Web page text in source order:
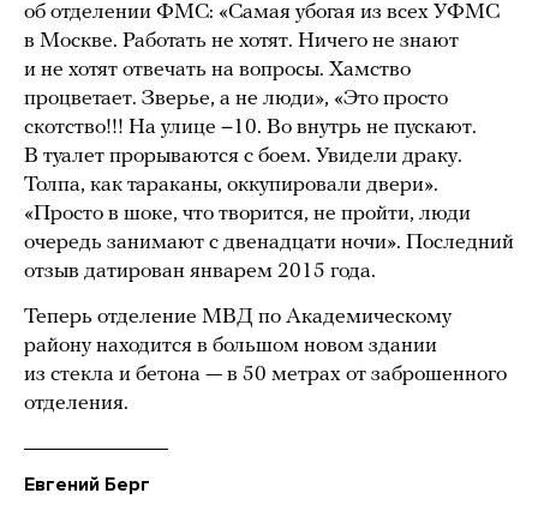
об отделении ФМС: «Самая убогая из всех УФМС
в Москве. Работать не хотят. Ничего не знают
и не хотят отвечать на вопросы. Хамство
процветает. Зверье, а не люди», «Это просто
скотство!!! На улице −10. Во внутрь не пускают.
В туалет прорываются с боем. Увидели драку.
Толпа, как тараканы, оккупировали двери».
«Просто в шоке, что творится, не пройти, люди
очередь занимают с двенадцати ночи». Последний
отзыв датирован январем 2015 года.
Теперь отделение МВД по Академическому
району находится в большом новом здании
из стекла и бетона — в 50 метрах от заброшенного
отделения.
Евгений Берг